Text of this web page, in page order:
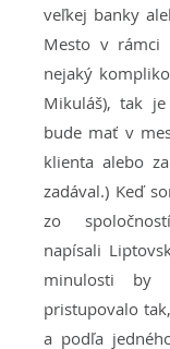
veľkej banky
Mesto v rámci
nejaký
Mikuláš), tak
bude mať v
klienta alebo
zadával.) Keď
zo
napísali
minulosti by
pristupovalo
a podľa